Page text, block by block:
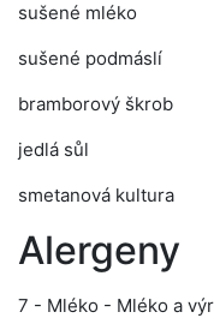
sušené mléko
sušené podmáslí
bramborový škrob
jedlá sůl
smetanová kultura
Alergeny
7 - Mléko - Mléko a